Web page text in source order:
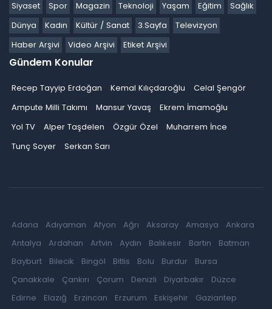
Siyaset Spor Magazin Teknoloji Yaşam Eğitim
Sağlık
Dünya
Kadın Kültür / Sanat 3.Sayfa
Televizyon
Haber Arşivi
Video Arşivi Etiket Arşivi
Gündem Konular
Recep Tayyip Erdoğan Kemal Kılıçdaroğlu
Celal Şengör
Ampute Milli Takımı
Mansur Yavaş
Ekrem İmamoğlu
Yol TV
Alper Taşdelen Özgür Özel
Muharrem İnce
Tunç Soyer
Serkan Sarı
Adana Adıyaman Afyon Ağrı Aksaray Amasya
Ankara
Antalya
Ardahan Artvin Aydın Balıkesir Bartın
Batman
Bayburt
Bilecik Bingöl Bitlis Bolu Burdur
Bursa
Çanakkale
Çankırı Çorum Denizli Diyarbakır
Düzce
Edirne
Elazığ Erzincan Erzurum Eskişehir
Gaziantep